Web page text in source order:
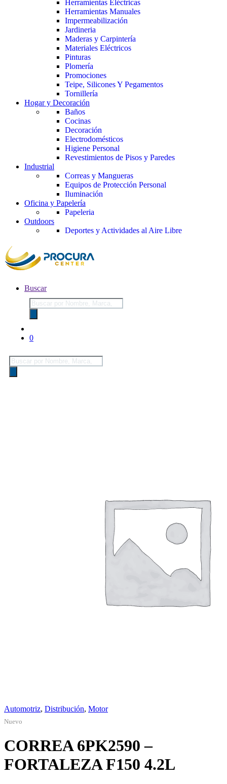
Herramientas Eléctricas
Herramientas Manuales
Impermeabilización
Jardineria
Maderas y Carpintería
Materiales Eléctricos
Pinturas
Plomería
Promociones
Teipe, Silicones Y Pegamentos
Tornillería
Hogar y Decoración
Baños
Cocinas
Decoración
Electrodomésticos
Higiene Personal
Revestimientos de Pisos y Paredes
Industrial
Correas y Mangueras
Equipos de Protección Personal
Iluminación
Oficina y Papelería
Papeleria
Outdoors
Deportes y Actividades al Aire Libre
Buscar
Búsqueda
de
productos
0
Búsqueda
de
productos
Automotriz, Distribución, Motor
Nuevo
CORREA 6PK2590 –
FORTALEZA F150 4.2L